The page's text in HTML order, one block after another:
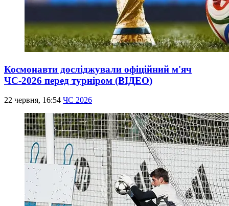
Космонавти досліджували офіційний м'яч
ЧС-2026 перед турніром (ВІДЕО)
22 червня, 16:54 ЧС 2026